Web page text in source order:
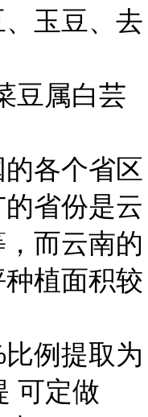
玉豆、去
豆属白芸
的各个省区
省份是云
而云南的
植面积较
比例提取为
可定做